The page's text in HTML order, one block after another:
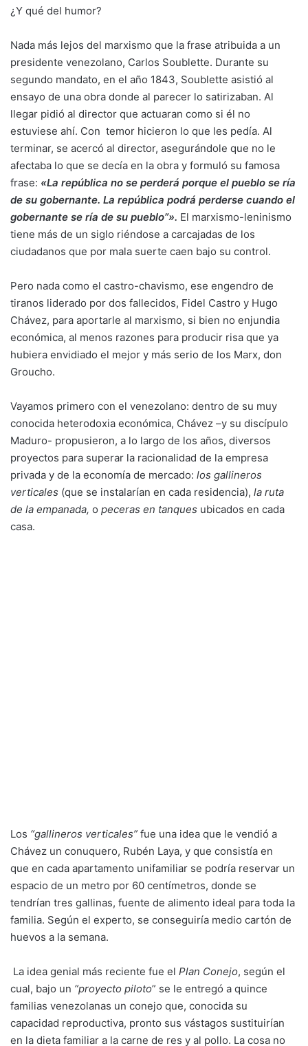
¿Y qué del humor?
Nada más lejos del marxismo que la frase atribuida a un
presidente venezolano, Carlos Soublette. Durante su
segundo mandato, en el año 1843, Soublette asistió al
ensayo de una obra donde al parecer lo satirizaban. Al
llegar pidió al director que actuaran como si él no
estuviese ahí. Con temor hicieron lo que les pedía. Al
terminar, se acercó al director, asegurándole que no le
afectaba lo que se decía en la obra y formuló su famosa
frase: «La república no se perderá porque el pueblo se ría
de su gobernante. La república podrá perderse cuando el
gobernante se ría de su pueblo”». El marxismo-leninismo
tiene más de un siglo riéndose a carcajadas de los
ciudadanos que por mala suerte caen bajo su control.
Pero nada como el castro-chavismo, ese engendro de
tiranos liderado por dos fallecidos, Fidel Castro y Hugo
Chávez, para aportarle al marxismo, si bien no enjundia
económica, al menos razones para producir risa que ya
hubiera envidiado el mejor y más serio de los Marx, don
Groucho.
Vayamos primero con el venezolano: dentro de su muy
conocida heterodoxia económica, Chávez –y su discípulo
Maduro- propusieron, a lo largo de los años, diversos
proyectos para superar la racionalidad de la empresa
privada y de la economía de mercado: los gallineros
verticales (que se instalarían en cada residencia), la ruta
de la empanada, o peceras en tanques ubicados en cada
casa.
Los “gallineros verticales” fue una idea que le vendió a
Chávez un conuquero, Rubén Laya, y que consistía en
que en cada apartamento unifamiliar se podría reservar un
espacio de un metro por 60 centímetros, donde se
tendrían tres gallinas, fuente de alimento ideal para toda la
familia. Según el experto, se conseguiría medio cartón de
huevos a la semana.
La idea genial más reciente fue el Plan Conejo, según el
cual, bajo un “proyecto piloto” se le entregó a quince
familias venezolanas un conejo que, conocida su
capacidad reproductiva, pronto sus vástagos sustituirían
en la dieta familiar a la carne de res y al pollo. La cosa no